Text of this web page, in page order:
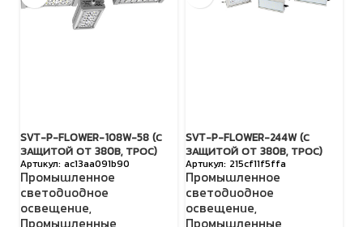
SVT-P-FLOWER-108W-58 (С
ЗАЩИТОЙ ОТ 380В, ТРОС)
ac13aa091b90
Промышленное
светодиодное
освещение,
SVT-P-FLOWER-244W (С
ЗАЩИТОЙ ОТ 380В, ТРОС)
215cf11f5ffa
Промышленное
светодиодное
освещение,